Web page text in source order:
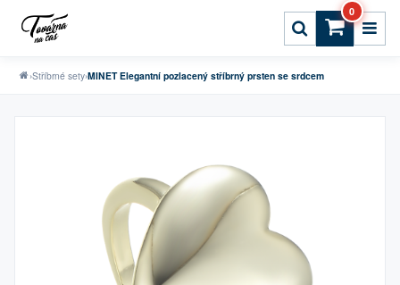
0
›Stříbrné sety›MINET Elegantní pozlacený stříbrný prsten se srdcem